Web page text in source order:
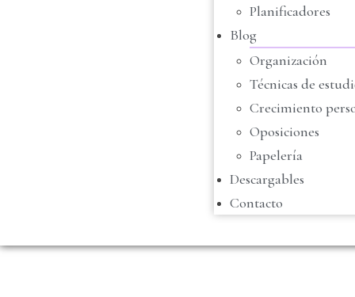
Planificadores
Blog
Organización
Técnicas de
Crecimiento
Oposiciones
Papelería
Descargables
Contacto